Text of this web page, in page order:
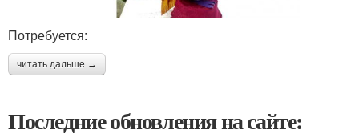
Потребуется:
читать дальше →
Последние обновления на сайте: